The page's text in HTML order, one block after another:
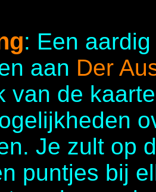
: Een
aan Der
van de
Je zult op
puntjes bij